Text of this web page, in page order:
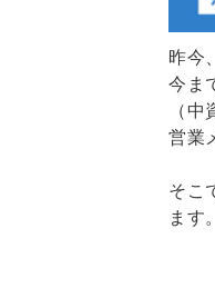
昨今
今ま
（
営業
そこ
ます。